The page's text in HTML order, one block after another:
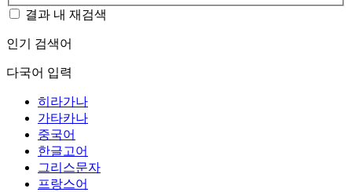
결과 내 재검색
인기 검색어
다국어 입력
히라가나
가타카나
중국어
한글고어
그리스문자
프랑스어